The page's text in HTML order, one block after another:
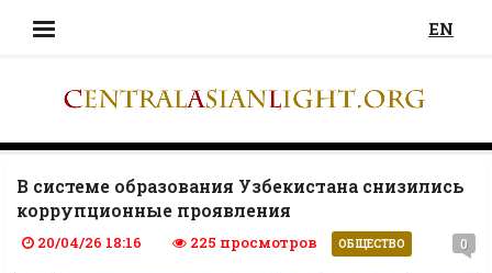
EN
В системе образования Узбекистана снизились
коррупционные проявления
20/04/26 18:16 225 просмотров ОБЩЕСТВО 0